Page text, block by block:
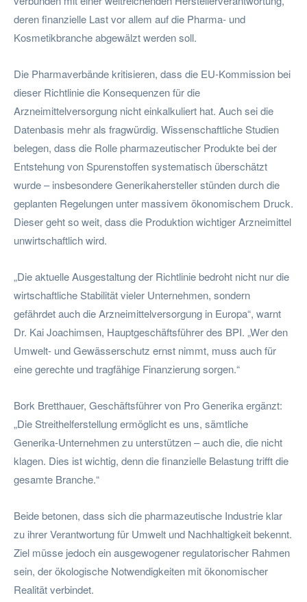
deren finanzielle Last vor allem auf die Pharma- und
Kosmetikbranche abgewälzt werden soll.
Die Pharmaverbände kritisieren, dass die EU-Kommission bei
dieser Richtlinie die Konsequenzen für die
Arzneimittelversorgung nicht einkalkuliert hat. Auch sei die
Datenbasis mehr als fragwürdig. Wissenschaftliche Studien
belegen, dass die Rolle pharmazeutischer Produkte bei der
Entstehung von Spurenstoffen systematisch überschätzt
wurde – insbesondere Generikahersteller stünden durch die
geplanten Regelungen unter massivem ökonomischem Druck.
Dieser geht so weit, dass die Produktion wichtiger Arzneimittel
unwirtschaftlich wird.
„Die aktuelle Ausgestaltung der Richtlinie bedroht nicht nur die
wirtschaftliche Stabilität vieler Unternehmen, sondern
gefährdet auch die Arzneimittelversorgung in Europa“, warnt
Dr. Kai Joachimsen, Hauptgeschäftsführer des BPI. „Wer den
Umwelt- und Gewässerschutz ernst nimmt, muss auch für
eine gerechte und tragfähige Finanzierung sorgen.“
Bork Bretthauer, Geschäftsführer von Pro Generika ergänzt:
„Die Streithelferstellung ermöglicht es uns, sämtliche
Generika-Unternehmen zu unterstützen – auch die, die nicht
klagen. Dies ist wichtig, denn die finanzielle Belastung trifft die
gesamte Branche.“
Beide betonen, dass sich die pharmazeutische Industrie klar
zu ihrer Verantwortung für Umwelt und Nachhaltigkeit bekennt.
Ziel müsse jedoch ein ausgewogener regulatorischer Rahmen
sein, der ökologische Notwendigkeiten mit ökonomischer
Realität verbindet.